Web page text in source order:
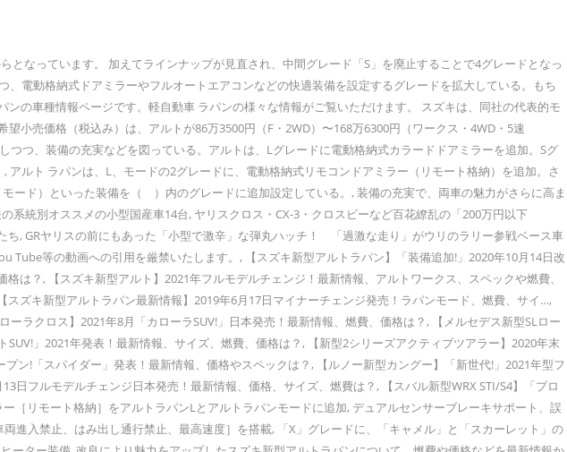
なっています。 加えてラインナップが見直され、中間グレード「S」を廃止することで4グレードとなっ
電動格納式ドアミラーやフルオートエアコンなどの快適装備を設定するグレードを拡大している。もち
の車種情報ページです。軽自動車 ラパンの様々な情報がご覧いただけます。 スズキは、同社の代表的モ
小売価格（税込み）は、アルトが86万3500円（F・2WD）〜168万6300円（ワークス・4WD・5速
つ、装備の充実などを図っている。アルトは、Lグレードに電動格納式カラードドアミラーを追加。Sグ
ルト ラパンは、L、モードの2グレードに、電動格納式リモコンドアミラー（リモート格納）を追加。さ
ード）といった装備を（ ）内のグレードに追加設定している。, 装備の充実で、両車の魅力がさらに高ま
統別オススメの小型国産車14台, ヤリスクロス・CX-3・クロスビーなど百花繚乱の「200万円以下
, GRヤリスの前にもあった「小型で激辛」な弾丸ハッチ！ 「過激な走り」がウリのラリー参戦ベース車
等の動画への引用を厳禁いたします。, 【スズキ新型アルトラパン】「装備追加!」2020年10月14日改
は？, 【スズキ新型アルト】2021年フルモデルチェンジ！最新情報、アルトワークス、スペックや燃費、
ズキ新型アルトラパン最新情報】2019年6月17日マイナーチェンジ発売！ラパンモード、燃費、サイ…,
ラクロス】2021年8月「カローラSUV!」日本発売！最新情報、燃費、価格は？, 【メルセデス新型SLロー
」2021年発表！最新情報、サイズ、燃費、価格は？, 【新型2シリーズアクティブツアラー】2020年末
ン!「スパイダー」発表！最新情報、価格やスペックは？, 【ルノー新型カングー】「新世代!」2021年型フ
フルモデルチェンジ日本発売！最新情報、価格、サイズ、燃費は？, 【スバル新型WRX STI/S4】「プロ
［リモート格納］をアルトラパンLとアルトラパンモードに追加, デュアルセンサーブレーキサポート、誤
入禁止、はみ出し通行禁止、最高速度］を搭載, 「X」グレードに、「キャメル」と「スカーレット」の